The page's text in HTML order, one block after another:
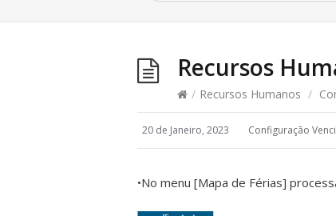
Recursos
/ Recursos Humanos /
20 de Janeiro, 2023 Configuração
•No menu [Mapa de Férias]